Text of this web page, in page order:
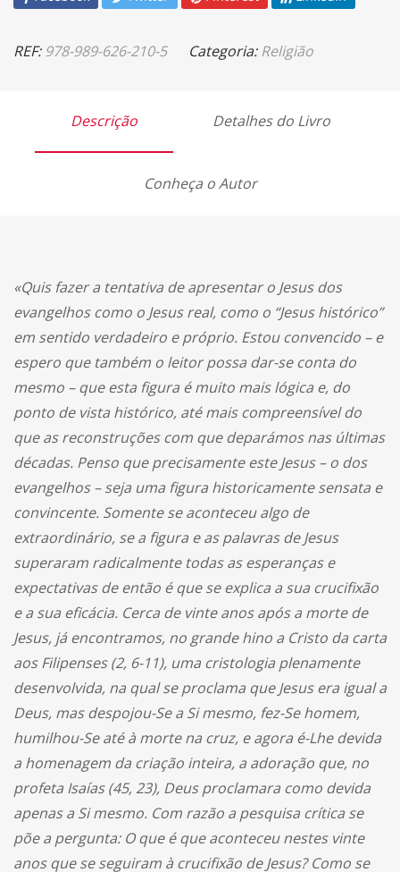
REF:978-989-626-210-5 Categoria:Religião
Descrição Detalhes do Livro
Conheça o Autor
«Quis fazer a tentativa de apresentar o Jesus dos
evangelhos como o Jesus real, como o “Jesus histórico”
em sentido verdadeiro e próprio. Estou convencido – e
espero que também o leitor possa dar-se conta do
mesmo – que esta figura é muito mais lógica e, do
ponto de vista histórico, até mais compreensível do
que as reconstruções com que deparámos nas últimas
décadas. Penso que precisamente este Jesus – o dos
evangelhos – seja uma figura historicamente sensata e
convincente. Somente se aconteceu algo de
extraordinário, se a figura e as palavras de Jesus
superaram radicalmente todas as esperanças e
expectativas de então é que se explica a sua crucifixão
e a sua eficácia. Cerca de vinte anos após a morte de
Jesus, já encontramos, no grande hino a Cristo da carta
aos Filipenses (2, 6-11), uma cristologia plenamente
desenvolvida, na qual se proclama que Jesus era igual a
Deus, mas despojou-Se a Si mesmo, fez-Se homem,
humilhou-Se até à morte na cruz, e agora é-Lhe devida
a homenagem da criação inteira, a adoração que, no
profeta Isaías (45, 23), Deus proclamara como devida
apenas a Si mesmo. Com razão a pesquisa crítica se
põe a pergunta: O que é que aconteceu nestes vinte
anos que se seguiram à crucifixão de Jesus? Como se